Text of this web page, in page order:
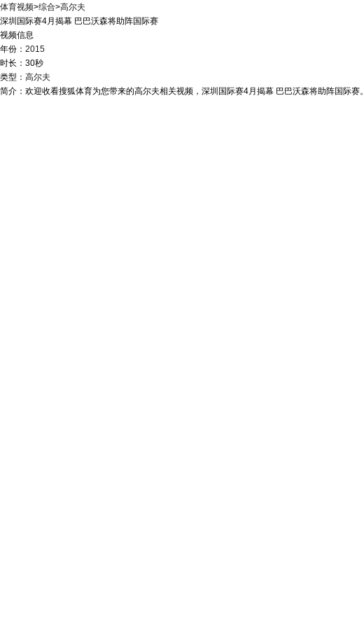
体育视频>综合>高尔夫
深圳国际赛4月揭幕 巴巴沃森将助阵国际赛
视频信息
年份： 2015
时长：30秒
类型： 高尔夫
简介：欢迎收看搜狐体育为您带来的高尔夫相关视频，深圳国际赛4月揭幕 巴巴沃森将助阵国际赛。